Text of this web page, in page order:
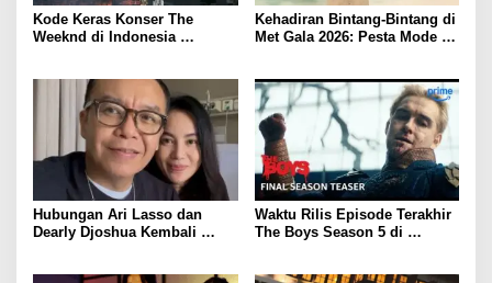
Kode Keras Konser The
Weeknd di Indonesia
Kehadiran Bintang-Bintang di
Met Gala 2026: Pesta Mode
Hubungan Ari Lasso dan
Dearly Djoshua Kembali
Waktu Rilis Episode Terakhir
The Boys Season 5 di